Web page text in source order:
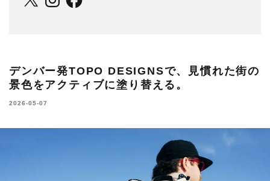
デンバー発TOPO DESIGNSで、見慣れた街の
景色をアクティブに塗り替える。
2026-05-07